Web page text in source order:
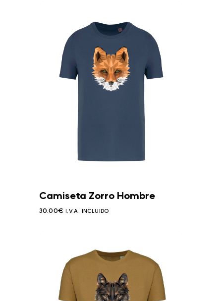
Camiseta Zorro Hombre
30.00€ I.V.A. INCLUIDO